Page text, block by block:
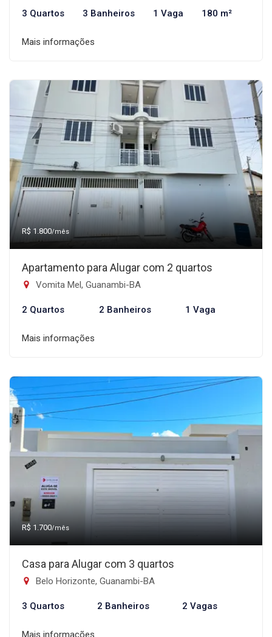
3 Quartos 3 Banheiros 1 Vaga 180 m²
Mais informações
R$ 1.800/mês
Apartamento para Alugar com 2 quartos
Vomita Mel, Guanambi-BA
2 Quartos 2 Banheiros 1 Vaga
Mais informações
R$ 1.700/mês
Casa para Alugar com 3 quartos
Belo Horizonte, Guanambi-BA
3 Quartos 2 Banheiros 2 Vagas
Mais informações